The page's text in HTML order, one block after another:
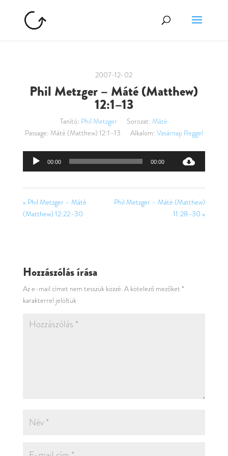
2007-12-02
Phil Metzger – Máté (Matthew)
12:1–13
Tanító: Phil Metzger Sorozat: Máté
Passage: Máté (Matthew) 12:1–13 Alkalom: Vasárnap Reggel
Audió
00:00 00:00
« Phil Metzger – Máté
(Matthew) 12:22–30
Phil Metzger – Máté (Matthew)
11:28–30 »
Hozzászólás írása
Az e-mail címet nem tesszük közzé. A kötelező mezőket *
karakterrel jelöltük